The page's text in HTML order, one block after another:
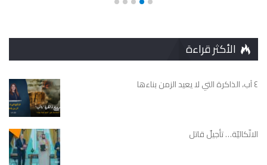
الأكثر قراءة
٤ آب، الذاكرة التي لا يعيد الزمن بناءها
الاتّكاليّة… تأجيلٌ قاتل